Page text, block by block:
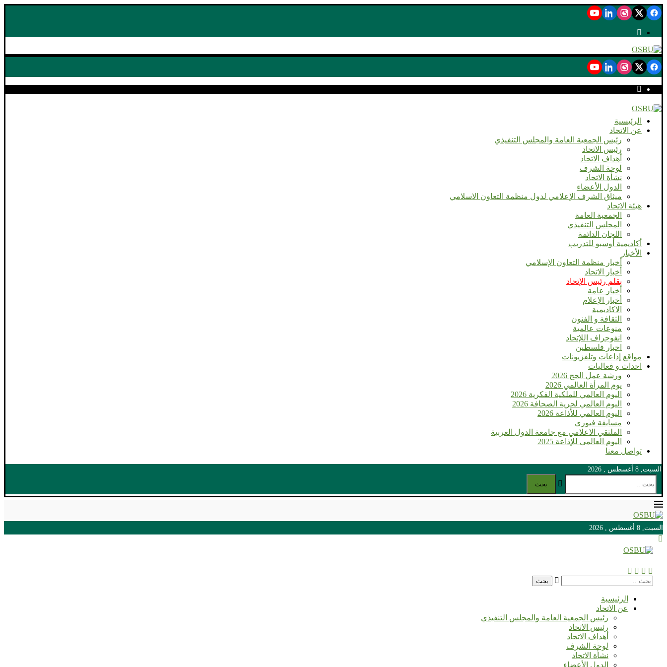
الرئيسية
عن الاتحاد
رئيس الجمعية العامة والمجلس التنفيذي
رئيس الاتحاد
أهداف الاتحاد
لوحة الشرف
نشأة الاتحاد
الدول الأعضاء
ميثاق الشرف الإعلامي لدول منظمة التعاون الاسلامي
هيئة الاتحاد
الجمعية العامة
المجلس التنفيذي
اللجان الدائمة
أكاديمية أوسبو للتدريب
الأخبار
أخبار منظمة التعاون الإسلامي
أخبار الاتحاد
بقلم رئيس الإتحاد
أخبار عامة
أخبار الإعلام
الاكاديمية
الثقافة و الفنون
منوعات عالمية
انفوجراف اللإتحاد
اخبار فلسطين
مواقع إذاعات وتلفزيونات
احداث و فعاليات
ورشة عمل الحج 2026
يوم المرأة العالمي 2026
اليوم العالمي للملكية الفكرية 2026
اليوم العالمي لحرية الصحافة 2026
اليوم العالمي للأذاعة 2026
مسابقة فيورى
الملتقي الاعلامي مع جامعة الدول العربية
اليوم العالمى للإذاعة 2025
تواصل معنا
السبت, 8 أغسطس , 2026
بحث
السبت, 8 أغسطس , 2026
بحث
الرئيسية
عن الاتحاد
رئيس الجمعية العامة والمجلس التنفيذي
رئيس الاتحاد
أهداف الاتحاد
لوحة الشرف
نشأة الاتحاد
الدول الأعضاء